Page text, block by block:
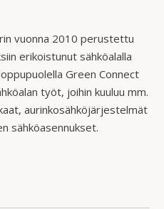
vuonna 2010 perustettu
erikoistunut sähköalalla
Green Connect
työt, joihin kuuluu mm.
aurinkosähköjärjestelmät
sähköasennukset.